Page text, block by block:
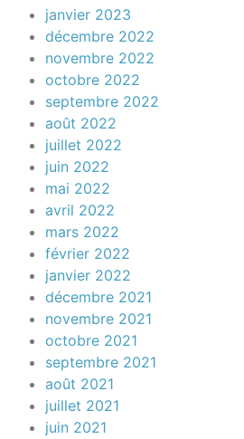
janvier 2023
décembre 2022
novembre 2022
octobre 2022
septembre 2022
août 2022
juillet 2022
juin 2022
mai 2022
avril 2022
mars 2022
février 2022
janvier 2022
décembre 2021
novembre 2021
octobre 2021
septembre 2021
août 2021
juillet 2021
juin 2021